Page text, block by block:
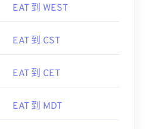
EAT 到 WEST
EAT 到 CST
EAT 到 CET
EAT 到 MDT